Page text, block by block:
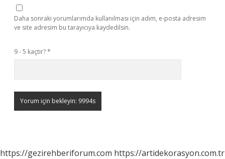
Daha sonraki yorumlarımda kullanılması için adım, e-posta adresim
ve site adresim bu tarayıcıya kaydedilsin.
9 - 5 kaçtır?*
https://gezirehberiforum.com https://artidekorasyon.com.tr